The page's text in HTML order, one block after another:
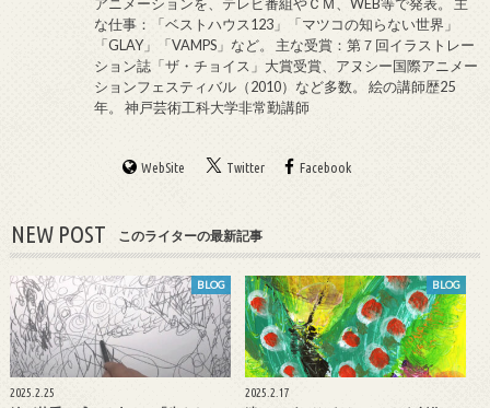
な仕事：「ベストハウス123」「マツコの知らない世界」
「GLAY」「VAMPS」など。 主な受賞：第７回イラストレー
ション誌「ザ・チョイス」大賞受賞、アヌシー国際アニメー
ションフェスティバル（2010）など多数。 絵の講師歴25
年。 神戸芸術工科大学非常勤講師
WebSite Twitter Facebook
NEW POST このライターの最新記事
BLOG
2025.2.25
BLOG
2025.2.17